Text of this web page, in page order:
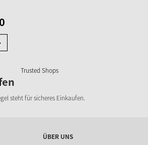
steht für sicheres Einkaufen.
ÜBER UNS